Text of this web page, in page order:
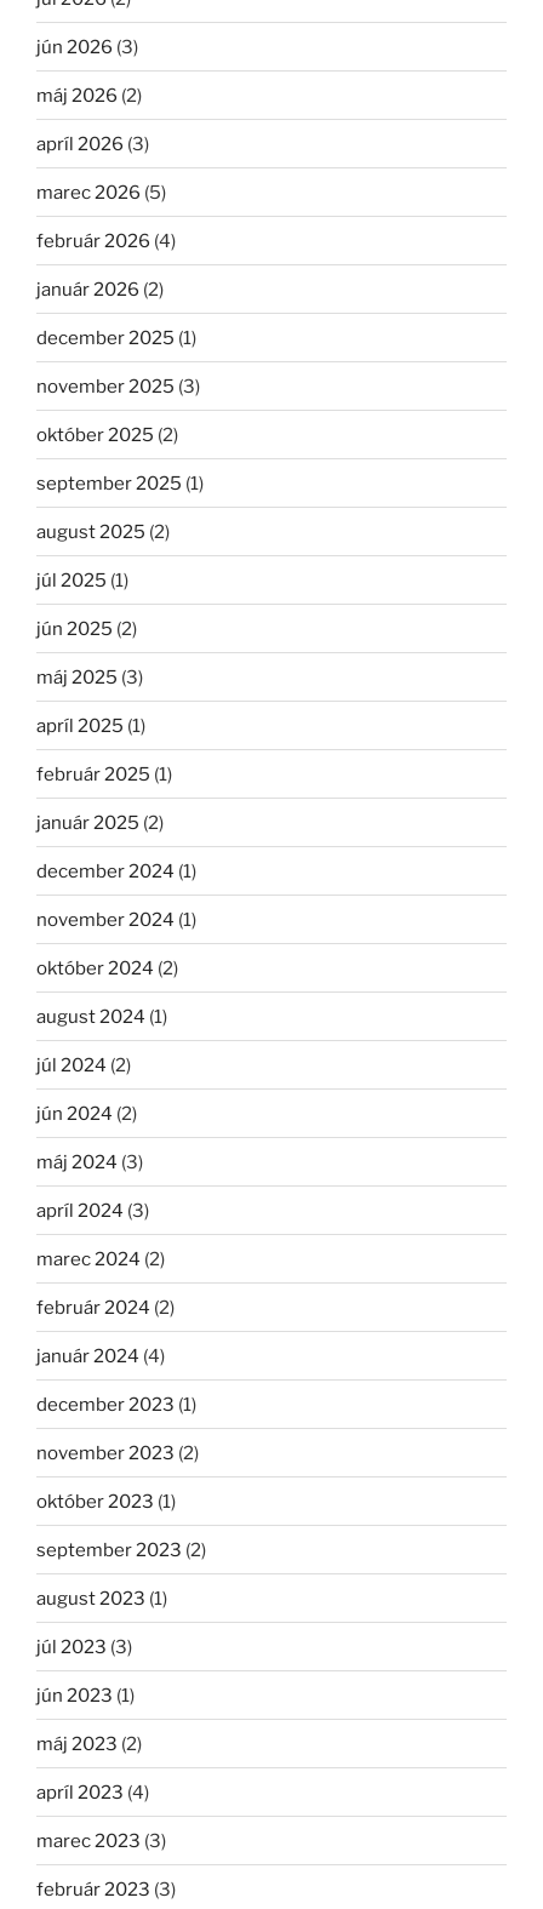
jún 2026 (3)
máj 2026 (2)
apríl 2026 (3)
marec 2026 (5)
február 2026 (4)
január 2026 (2)
december 2025 (1)
november 2025 (3)
október 2025 (2)
september 2025 (1)
august 2025 (2)
júl 2025 (1)
jún 2025 (2)
máj 2025 (3)
apríl 2025 (1)
február 2025 (1)
január 2025 (2)
december 2024 (1)
november 2024 (1)
október 2024 (2)
august 2024 (1)
júl 2024 (2)
jún 2024 (2)
máj 2024 (3)
apríl 2024 (3)
marec 2024 (2)
február 2024 (2)
január 2024 (4)
december 2023 (1)
november 2023 (2)
október 2023 (1)
september 2023 (2)
august 2023 (1)
júl 2023 (3)
jún 2023 (1)
máj 2023 (2)
apríl 2023 (4)
marec 2023 (3)
február 2023 (3)